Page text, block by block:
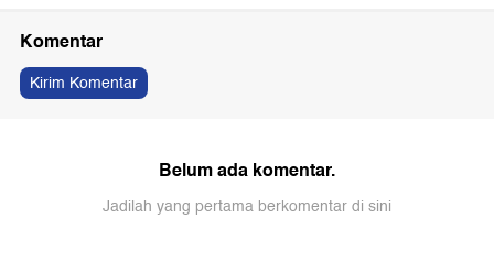
Komentar
Kirim Komentar
Belum ada komentar.
Jadilah yang pertama berkomentar di sini